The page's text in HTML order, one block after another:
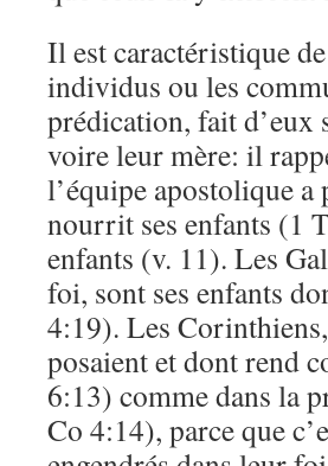
Il est caractéristique
individus ou les
prédication, fait d’eux
voire leur mère: il
l’équipe apostolique
nourrit ses enfants (1
enfants (v. 11). Les
foi, sont ses enfants
4:19). Les
posaient et dont rend
6:13) comme dans la
Co 4:14), parce que